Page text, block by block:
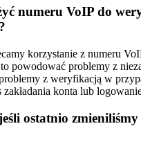
numeru VoIP do
korzystanie z numeru
powodować problemy z
z weryfikacją w
zakładania konta lub
ostatnio